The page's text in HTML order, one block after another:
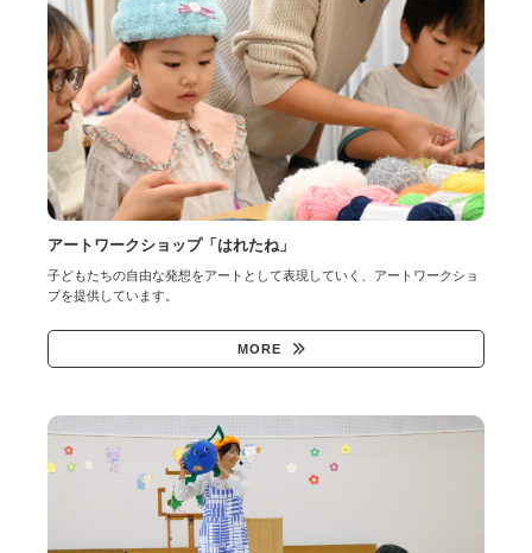
アートワークショップ「はれたね」
子どもたちの自由な発想をアートとして表現していく、アートワークショ
プを提供しています。
MORE